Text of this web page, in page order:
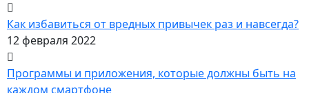
Как избавиться от вредных привычек раз и навсегда?
12 февраля 2022
Программы и приложения, которые должны быть на
каждом смартфоне